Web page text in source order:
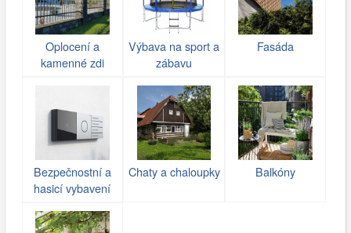
Oplocení a
kamenné zdi
Výbava na sport a
zábavu
Fasáda
Bezpečnostní a
hasicí vybavení
Chaty a chaloupky Balkóny